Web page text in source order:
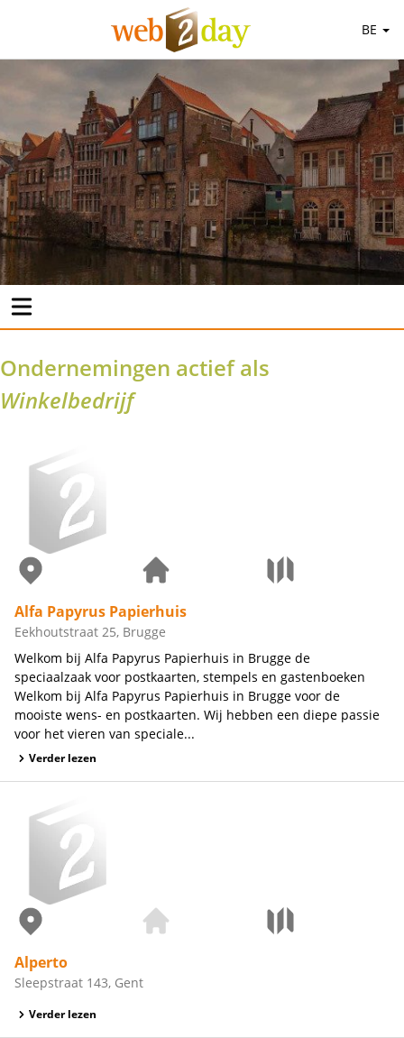
BE
Ondernemingen actief als
Winkelbedrijf
Alfa Papyrus Papierhuis
Eekhoutstraat 25, Brugge
Welkom bij Alfa Papyrus Papierhuis in Brugge de
speciaalzaak voor postkaarten, stempels en gastenboeken
Welkom bij Alfa Papyrus Papierhuis in Brugge voor de
mooiste wens- en postkaarten. Wij hebben een diepe passie
voor het vieren van speciale...
Verder lezen
Alperto
Sleepstraat 143, Gent
Verder lezen